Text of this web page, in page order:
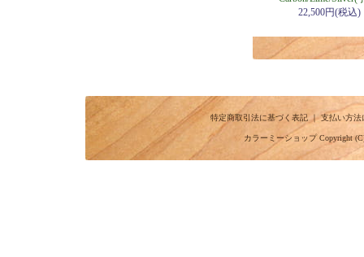
22,500円(税込)
特定商取引法に基づく表記｜支払い方法
カラーミーショップCopyright